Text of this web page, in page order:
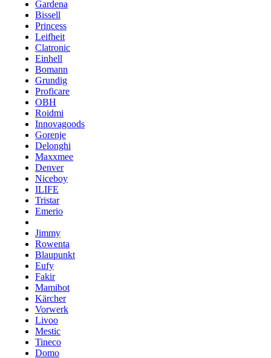
Gardena
Bissell
Princess
Leifheit
Clatronic
Einhell
Bomann
Grundig
Proficare
OBH
Roidmi
Innovagoods
Gorenje
Delonghi
Maxxmee
Denver
Niceboy
ILIFE
Tristar
Emerio
Jimmy
Rowenta
Blaupunkt
Eufy
Fakir
Mamibot
Kärcher
Vorwerk
Livoo
Mestic
Tineco
Domo